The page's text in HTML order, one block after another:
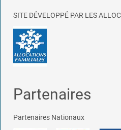
SITE DÉVELOPPÉ PAR LES
Partenaires
Partenaires Nationaux